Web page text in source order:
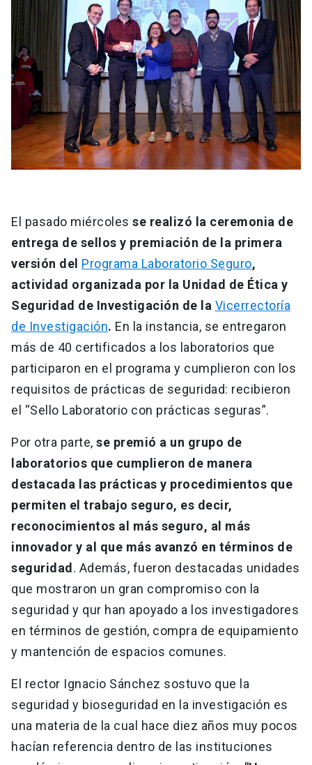
Vecinos launch
Donaciones launch
El pasado miércoles se realizó la ceremonia de
entrega de sellos y premiación de la primera
versión del Programa Laboratorio Seguro,
actividad organizada por la Unidad de Ética y
Seguridad de Investigación de la Vicerrectoría
de Investigación. En la instancia, se entregaron
más de 40 certificados a los laboratorios que
participaron en el programa y cumplieron con los
requisitos de prácticas de seguridad: recibieron
el “Sello Laboratorio con prácticas seguras”.
Por otra parte, se premió a un grupo de
laboratorios que cumplieron de manera
destacada las prácticas y procedimientos que
permiten el trabajo seguro, es decir,
reconocimientos al más seguro, al más
innovador y al que más avanzó en términos de
seguridad . Además, fueron destacadas unidades
que mostraron un gran compromiso con la
seguridad y qur han apoyado a los investigadores
en términos de gestión, compra de equipamiento
y mantención de espacios comunes.
El rector Ignacio Sánchez sostuvo que la
seguridad y bioseguridad en la investigación es
una materia de la cual hace diez años muy pocos
hacían referencia dentro de las instituciones